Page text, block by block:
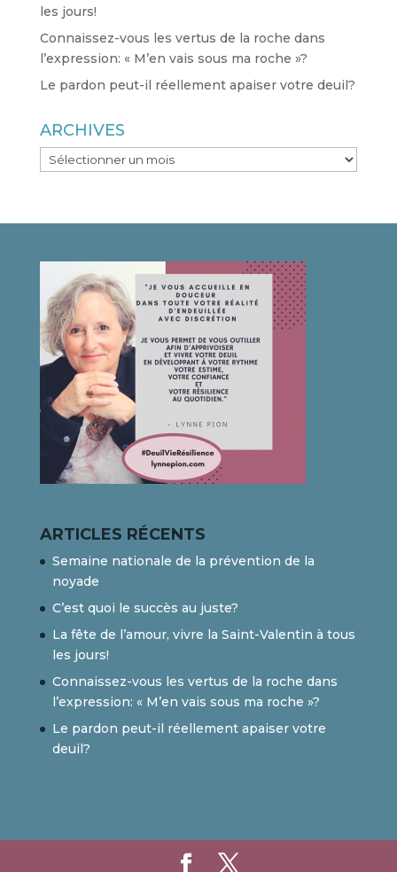
les jours!
Connaissez-vous les vertus de la roche dans
l’expression: « M’en vais sous ma roche »?
Le pardon peut-il réellement apaiser votre deuil?
ARCHIVES
ARCHIVES
ARTICLES RÉCENTS
Semaine nationale de la prévention de la
noyade
C’est quoi le succès au juste?
La fête de l’amour, vivre la Saint-Valentin à tous
les jours!
Connaissez-vous les vertus de la roche dans
l’expression: « M’en vais sous ma roche »?
Le pardon peut-il réellement apaiser votre
deuil?